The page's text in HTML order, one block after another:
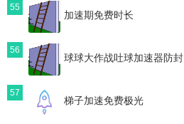
55
加速期免费时长
56
球球大作战吐球加速器防封
57
梯子加速免费极光